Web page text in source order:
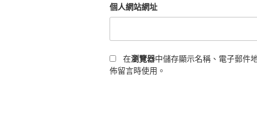
個人網站網址
在瀏覽器中儲存顯示名稱、電子郵件
佈留言時使用。